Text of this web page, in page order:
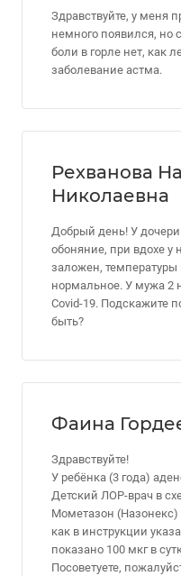
Здравствуйте, у меня
немного появился, но
боли в горле нет, как
заболевание астма.
Рехванова
Николаевна
Добрый день! У
обоняние, при вдохе у
заложен, температуры
нормальное. У мужа 2
Covid-19. Подскажите
быть?
Фаина
Здравствуйте!
У ребёнка (3 года)
Детский ЛОР-врач в
Мометазон (Назонекс)
как в инструкции
показано 100 мкг в
Посоветуете,